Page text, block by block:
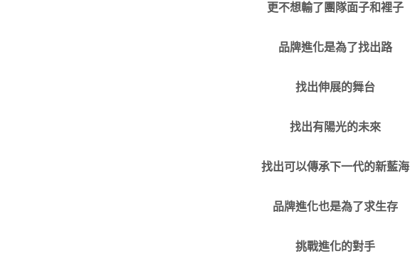
更不想輸了團隊面子和裡子
品牌進化是為了找出路
找出伸展的舞台
找出有陽光的未來
找出可以傳承下一代的新藍海
品牌進化也是為了求生存
挑戰進化的對手